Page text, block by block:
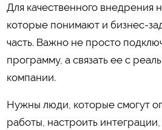
Для качественного внедрения
которые понимают и бизнес-
часть. Важно не просто
программу, а связать ее с
компании.
Нужны люди, которые смогут
работы, настроить